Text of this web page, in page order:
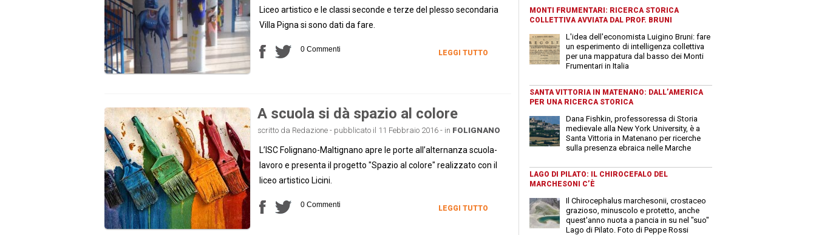
Liceo artistico e le classi seconde e terze del plesso secondaria
Villa Pigna si sono dati da fare.
0 Commenti LEGGI TUTTO
A scuola si dà spazio al colore
scritto da Redazione - pubblicato il 11 Febbraio 2016 - in FOLIGNANO
L’ISC Folignano-Maltignano apre le porte all’alternanza scuola-
lavoro e presenta il progetto "Spazio al colore" realizzato con il
liceo artistico Licini.
0 Commenti LEGGI TUTTO
MONTI FRUMENTARI: RICERCA STORICA
COLLETTIVA AVVIATA DAL PROF. BRUNI
L'idea dell'economista Luigino Bruni: fare
un esperimento di intelligenza collettiva
per una mappatura dal basso dei Monti
Frumentari in Italia
SANTA VITTORIA IN MATENANO: DALL’AMERICA
PER UNA RICERCA STORICA
Dana Fishkin, professoressa di Storia
medievale alla New York University, è a
Santa Vittoria in Matenano per ricerche
sulla presenza ebraica nelle Marche
LAGO DI PILATO: IL CHIROCEFALO DEL
MARCHESONI C’È
Il Chirocephalus marchesonii, crostaceo
grazioso, minuscolo e protetto, anche
quest'anno nuota a pancia in su nel "suo"
Lago di Pilato. Foto di Peppe Rossi